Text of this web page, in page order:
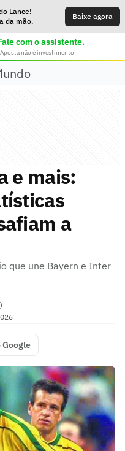
Lance!
da mão.
Baixe agora
com o assistente.
não é investimento
e mais:
a
que une Bayern e Inter
Google